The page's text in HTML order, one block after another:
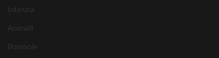
Infanzia
Animali
Bombole